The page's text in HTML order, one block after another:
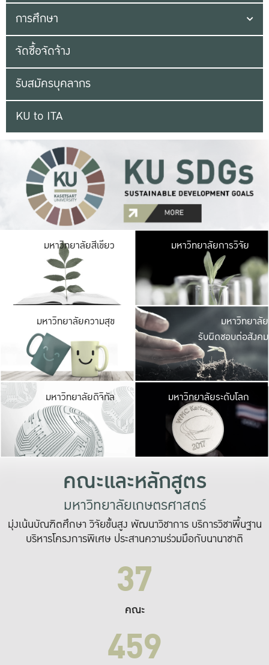
การศึกษา
จัดซื้อจัดจ้าง
รับสมัครบุคลากร
KU to ITA
มหาวิทยาลัยสีเขียว มหาวิ
มีพื้นที่เขียวสดใส
เป็นป่าในเมือง เกษต
มหาวิทยาลัยการวิจัย
มหาวิทยาลัยความสุข มหาวิ
ค
เปิดประ
และพบเรื่องราวใ
มหาวิทยาลัย
รับผิดชอบต่อสังคม
มหาวิทยาลัยดิจิทัล มหาวิ
เปลี่ยนแปลง แล
เพื่อทำง
ระบบสารสนเทศ
มหาวิทยาลัยระดับโลก
คณะและหลักสูตร
มหาวิทยาลัยเกษตรศาสตร์
มุ่งเน้นบัณฑิตศึกษา วิจัยขั้นสูง พัฒนาวิชาการ บริการวิชาพื้นฐาน
บริหารโครงการพิเศษ ประสานความร่วมมือกับนานาชาติ
37
คณะ
459